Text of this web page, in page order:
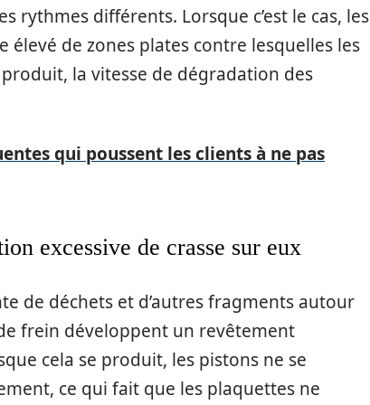
rythmes différents. Lorsque c’est le cas, les
de zones plates contre lesquelles les
la vitesse de dégradation des
qui poussent les clients à ne pas
excessive de crasse sur eux
de déchets et d’autres fragments autour
frein développent un revêtement
cela se produit, les pistons ne se
ce qui fait que les plaquettes ne